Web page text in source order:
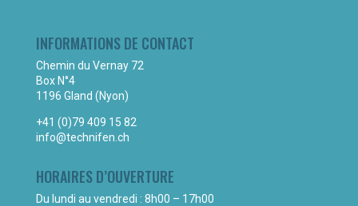
INFORMATIONS DE CONTACT
Chemin du Vernay 72
Box N°4
1196 Gland (Nyon)
+41 (0)79 409 15 82
info@technifen.ch
HORAIRES D’OUVERTURE
Du lundi au vendredi : 8h00 – 17h00